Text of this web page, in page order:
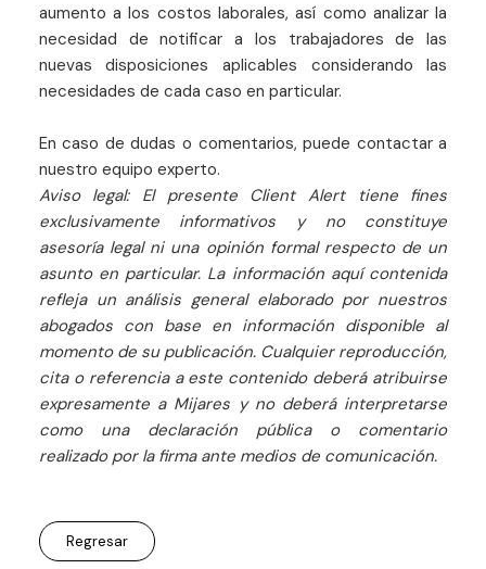
aumento a los costos laborales, así como analizar la
necesidad de notificar a los trabajadores de las
nuevas disposiciones aplicables considerando las
necesidades de cada caso en particular.
En caso de dudas o comentarios, puede contactar a
nuestro equipo experto.
Aviso legal: El presente Client Alert tiene fines
exclusivamente informativos y no constituye
asesoría legal ni una opinión formal respecto de un
asunto en particular. La información aquí contenida
refleja un análisis general elaborado por nuestros
abogados con base en información disponible al
momento de su publicación. Cualquier reproducción,
cita o referencia a este contenido deberá atribuirse
expresamente a Mijares y no deberá interpretarse
como una declaración pública o comentario
realizado por la firma ante medios de comunicación.
Regresar